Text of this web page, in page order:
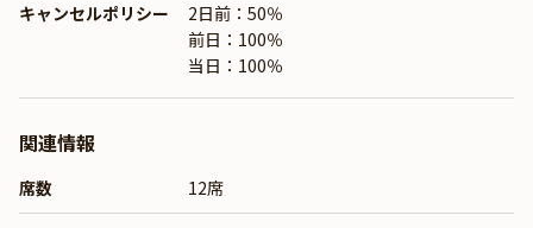
キャンセルポリシー
2日前：50％
前日：100％
当日：100％
関連情報
席数 12席